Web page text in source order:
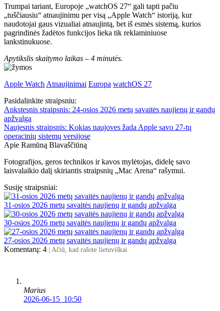
Trumpai tariant, Europoje „watchOS 27“ gali tapti pačiu
„tuščiausiu“ atnaujinimu per visą „Apple Watch“ istoriją, kur
naudotojai gaus vizualiai atnaujintą, bet iš esmės sistemą, kurios
pagrindinės žadėtos funkcijos lieka tik reklaminiuose
lankstinukuose.
Apytikslis skaitymo laikas – 4 minutės.
Apple Watch Atnaujinimai Europa watchOS 27
Pasidalinkite straipsniu:
Ankstesnis straipsnis: 24-osios 2026 metų savaitės naujienų ir gandų
apžvalga
Naujesnis straipsnis: Kokias naujoves žada Apple savo 27-tų
operacinių sistemų versijose
Apie Ramūną Blavaščiūną
Fotografijos, geros technikos ir kavos mylėtojas, didelę savo
laisvalaikio dalį skiriantis straipsnių „Mac Arena“ rašymui.
Susiję straipsniai:
31-osios 2026 metų savaitės naujienų ir gandų apžvalga
30-osios 2026 metų savaitės naujienų ir gandų apžvalga
27-osios 2026 metų savaitės naujienų ir gandų apžvalga
Komentarų: 4 | Ačiū, kad rašote lietuviškai
Marius
2026-06-15 10:50